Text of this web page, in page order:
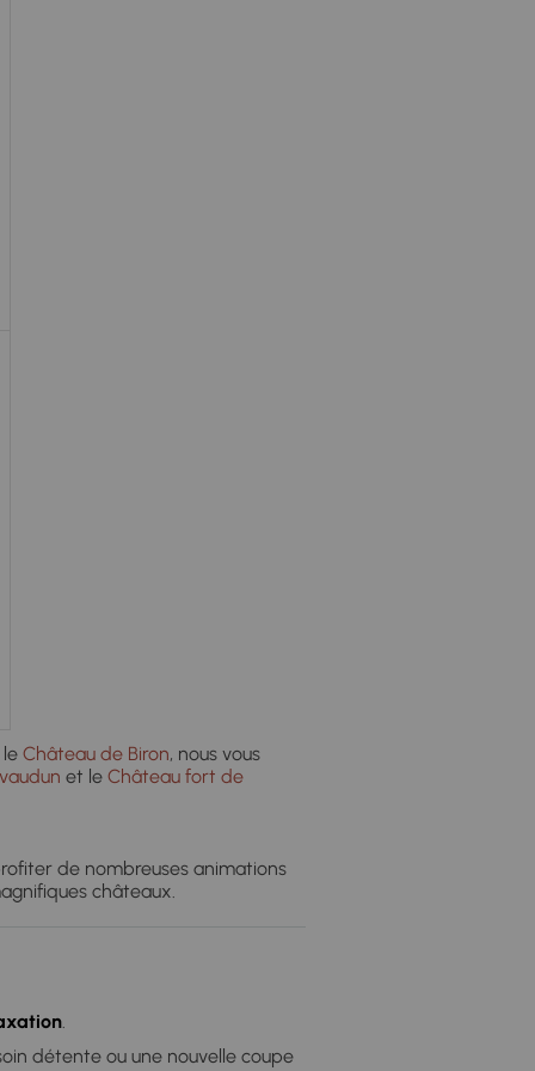
Château de Biron, nous vous
et le Château fort de
de nombreuses animations
châteaux.
.
détente ou une nouvelle coupe